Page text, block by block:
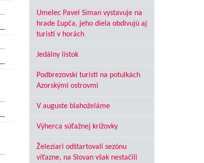
Umelec Pavel Siman vystavuje na
hrade Ľupča, jeho diela obdivujú aj
turisti v horách
Jedálny lístok
Podbrezovskí turisti na potulkách
Azorskými ostrovmi
V auguste blahoželáme
Výherca súťažnej krížovky
Železiari odštartovali sezónu
víťazne, na Slovan však nestačili